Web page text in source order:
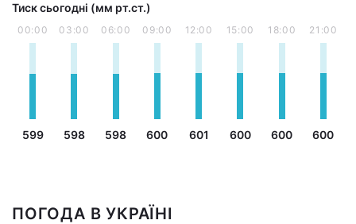
Тиск сьогодні (мм рт.ст.)
00:00
599
03:00
598
06:00
598
09:00
600
12:00
601
15:00
600
18:00
600
21:00
600
ПОГОДА В УКРАЇНІ